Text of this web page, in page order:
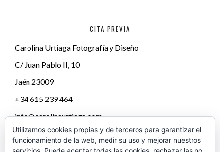
CITA PREVIA
Carolina Urtiaga Fotografía y Diseño
C/ Juan Pablo II, 10
Jaén 23009
+34 615 239 464
info@carolinaurtiaga.com
Utilizamos cookies propias y de terceros para garantizar el
funcionamiento de la web, medir su uso y mejorar nuestros
servicios. Puede aceptar todas las cookies, rechazar las no